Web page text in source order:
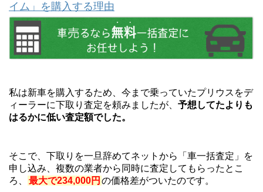
イム」を購入する理由
私は新車を購入するため、今まで乗っていたプリウスをデ
ィーラーに下取り査定を頼みましたが、 予想してたよりも
はるかに低い査定額でした。
そこで、下取りを一旦辞めてネットから「車一括査定」を
申し込み、複数の業者から同時に査定してもらったとこ
ろ、
最大で234,000円 の価格差がついたのです。